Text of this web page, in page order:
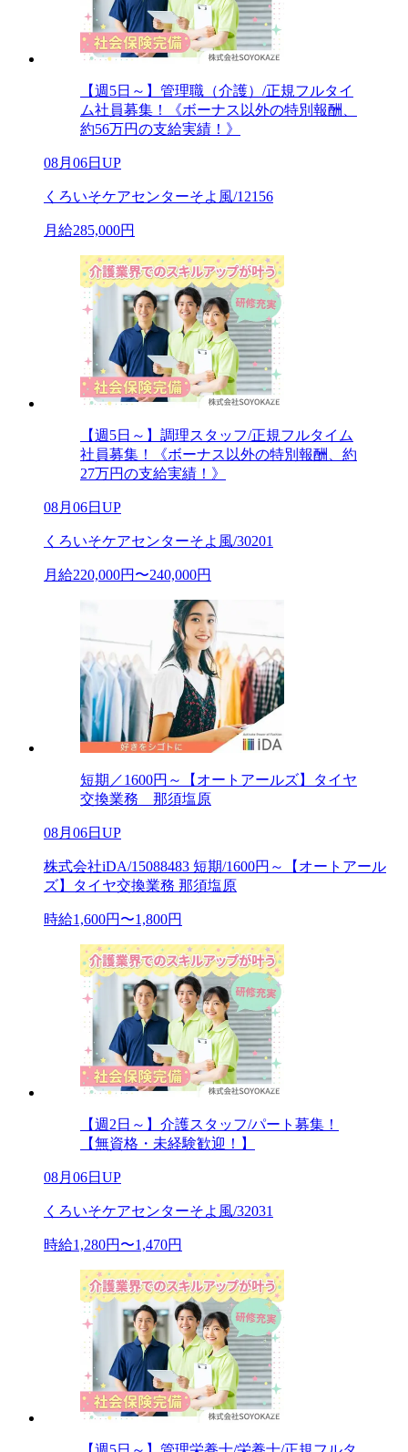
【週5日～】管理職（介護）/正規フルタイ
ム社員募集！《ボーナス以外の特別報酬、
約56万円の支給実績！》
08月06日UP
くろいそケアセンターそよ風/12156
月給285,000円
【週5日～】調理スタッフ/正規フルタイム
社員募集！《ボーナス以外の特別報酬、約
27万円の支給実績！》
08月06日UP
くろいそケアセンターそよ風/30201
月給220,000円〜240,000円
短期／1600円～【オートアールズ】タイヤ
交換業務 那須塩原
08月06日UP
株式会社iDA/15088483 短期/1600円～【オートアール
ズ】タイヤ交換業務 那須塩原
時給1,600円〜1,800円
【週2日～】介護スタッフ/パート募集！
【無資格・未経験歓迎！】
08月06日UP
くろいそケアセンターそよ風/32031
時給1,280円〜1,470円